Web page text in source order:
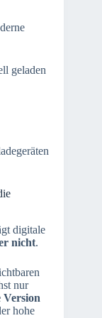
geladen
digitale
nicht.
nur
Version
hohe